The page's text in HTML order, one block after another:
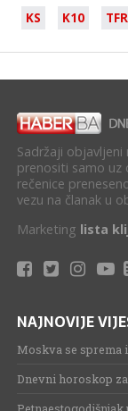
KS
K10 TFR
Sadržaji
prenositi samo uz
rečenice
vezu na članak u
Marketing lista
NAJNOVIJE
Moskva se sprema
Dnevni horoskop za